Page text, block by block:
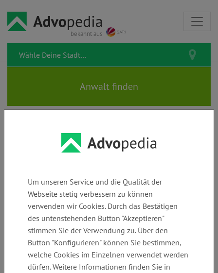
bekannt aus
TRENTMANN | Rechtsanwälte |
Telefon:
+49 (0)
421339470
E-Mail:
info@trentmann
.info
Webseite:
www.trentmann.
info
Um unseren Service und die Qualität der
Webseite stetig verbessern zu können
verwenden wir Cookies. Durch das Bestätigen
des untenstehenden Button "Akzeptieren"
stimmen Sie der Verwendung zu. Über den
Button "Konfigurieren" können Sie bestimmen,
welche Cookies im Einzelnen verwendet werden
dürfen. Weitere Informationen finden Sie in